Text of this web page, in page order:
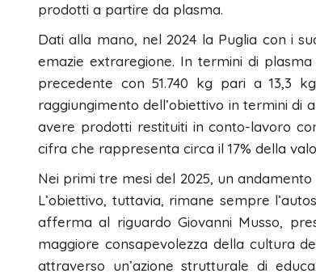
prodotti a partire da plasma.
Dati alla mano, nel 2024 la Puglia con i
emazie extraregione. In termini di
precedente con 51.740 kg pari a 13,3
raggiungimento dell’obiettivo in termini di
avere prodotti restituiti in conto-lavoro
cifra che rappresenta circa il 17% della
Nei primi tre mesi del 2025, un
L’obiettivo, tuttavia, rimane sempre
afferma al riguardo Giovanni Musso,
maggiore consapevolezza della cultura
attraverso un’azione strutturale di